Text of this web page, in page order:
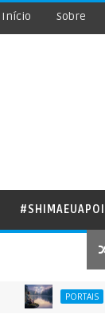
Início Sobre
PORTAIS